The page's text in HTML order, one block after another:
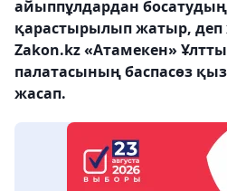
айыппұлдардан
қарастырылып жатыр, деп
Zakon.kz «Атамекен»
палатасының баспасөз
жасап.